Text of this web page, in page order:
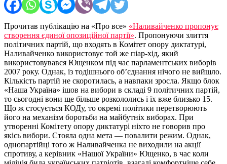
Прочитав публікацію на «Про все» «Наливайченко пропонує
створення єдиної опозиційної партії». Пропонуючи злиття
політичних партій, що входять в Комітет опору диктатурі,
Наливайченко використовує той же піар-хід, який
використовувався Ющенком під час парламентських виборів
2007 року. Однак, із тодішнього об’єднання нічого не вийшло.
Кількість партій не скоротилась, а навпаки зросла. Якщо блок
«Наша Україна» ішов на вибори в складі 9 політичних партій,
то сьогодні вони ще більше розкололись і їх вже близько 15.
Що ж стосується КОДу, то окремі політики перетворюють
його на механізм боротьби на майбутніх виборах. При
утворенні Комітету опору диктатурі ніхто не говорив про
якісь вибори. Стояла одна мета — повалити режим. Однак,
однопартійці того ж Наливайченка не виходили на акції
спротиву, а керівник «Нашої України» Ющенко, в час коли